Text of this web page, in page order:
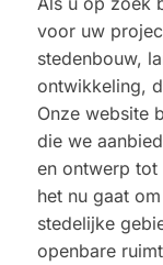
voor uw
stedenbouw,
ontwikkeling,
Onze website
die we
en ontwerp tot
het nu gaat
stedelijke
openbare